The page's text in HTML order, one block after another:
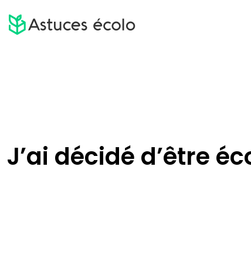
J’ai décidé d’être